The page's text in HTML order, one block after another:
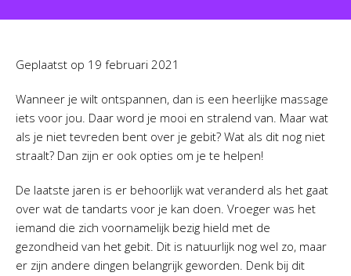
Geplaatst op 19 februari 2021
Wanneer je wilt ontspannen, dan is een heerlijke massage
iets voor jou. Daar word je mooi en stralend van. Maar wat
als je niet tevreden bent over je gebit? Wat als dit nog niet
straalt? Dan zijn er ook opties om je te helpen!
De laatste jaren is er behoorlijk wat veranderd als het gaat
over wat de tandarts voor je kan doen. Vroeger was het
iemand die zich voornamelijk bezig hield met de
gezondheid van het gebit. Dit is natuurlijk nog wel zo, maar
er zijn andere dingen belangrijk geworden. Denk bij dit